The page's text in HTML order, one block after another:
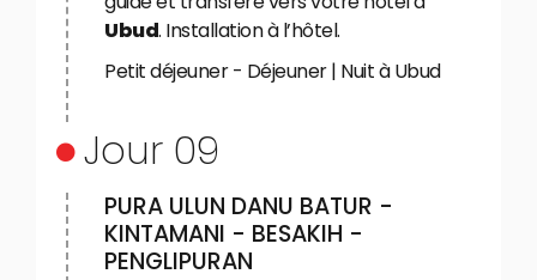
Ubud. Installation à l’hôtel.
Petit déjeuner - Déjeuner | Nuit à Ubud
Jour 09
PURA ULUN DANU BATUR -
KINTAMANI - BESAKIH -
PENGLIPURAN